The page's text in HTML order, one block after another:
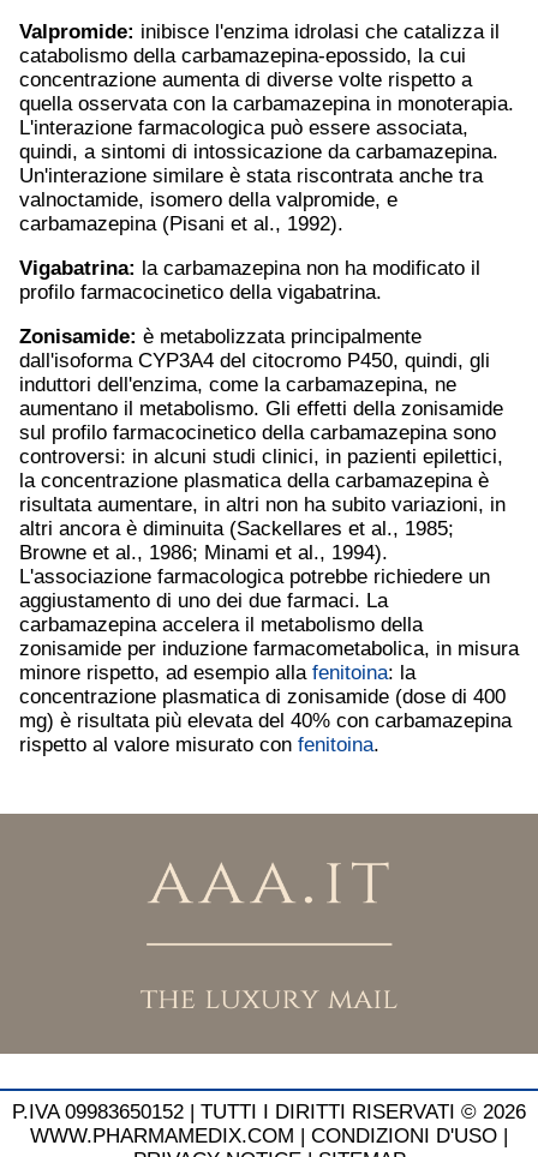
Valpromide: inibisce l'enzima idrolasi che catalizza il
catabolismo della carbamazepina-epossido, la cui
concentrazione aumenta di diverse volte rispetto a
quella osservata con la carbamazepina in monoterapia.
L'interazione farmacologica può essere associata,
quindi, a sintomi di intossicazione da carbamazepina.
Un'interazione similare è stata riscontrata anche tra
valnoctamide, isomero della valpromide, e
carbamazepina (Pisani et al., 1992).
Vigabatrina: la carbamazepina non ha modificato il
profilo farmacocinetico della vigabatrina.
Zonisamide: è metabolizzata principalmente
dall'isoforma CYP3A4 del citocromo P450, quindi, gli
induttori dell'enzima, come la carbamazepina, ne
aumentano il metabolismo. Gli effetti della zonisamide
sul profilo farmacocinetico della carbamazepina sono
controversi: in alcuni studi clinici, in pazienti epilettici,
la concentrazione plasmatica della carbamazepina è
risultata aumentare, in altri non ha subito variazioni, in
altri ancora è diminuita (Sackellares et al., 1985;
Browne et al., 1986; Minami et al., 1994).
L'associazione farmacologica potrebbe richiedere un
aggiustamento di uno dei due farmaci. La
carbamazepina accelera il metabolismo della
zonisamide per induzione farmacometabolica, in misura
minore rispetto, ad esempio alla fenitoina: la
concentrazione plasmatica di zonisamide (dose di 400
mg) è risultata più elevata del 40% con carbamazepina
rispetto al valore misurato con fenitoina.
P.IVA 09983650152 | TUTTI I DIRITTI RISERVATI © 2026
WWW.PHARMAMEDIX.COM | CONDIZIONI D'USO |